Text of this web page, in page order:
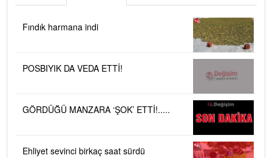
Fındık harmana indi
POSBIYIK DA VEDA ETTİ!
GÖRDÜĞÜ MANZARA ‘ŞOK’ ETTİ!.....
Ehliyet sevinci birkaç saat sürdü